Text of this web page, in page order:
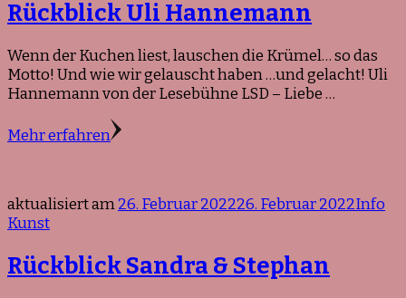
Rückblick Uli Hannemann
Wenn der Kuchen liest, lauschen die Krümel… so das
Motto! Und wie wir gelauscht haben …und gelacht! Uli
Hannemann von der Lesebühne LSD – Liebe …
Mehr erfahren
aktualisiert am26. Februar 202226. Februar 2022Info
Kunst
Rückblick Sandra & Stephan